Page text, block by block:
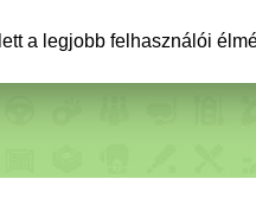
a legjobb felhasználói